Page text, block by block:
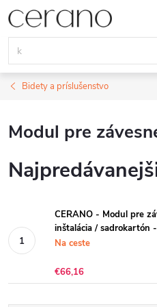
Prejsť
na
obsah
Bidety a príslušenstvo
Modul pre
CERANO - Modul pre
inštalácia / sadrokartón
Na ceste
€66,16